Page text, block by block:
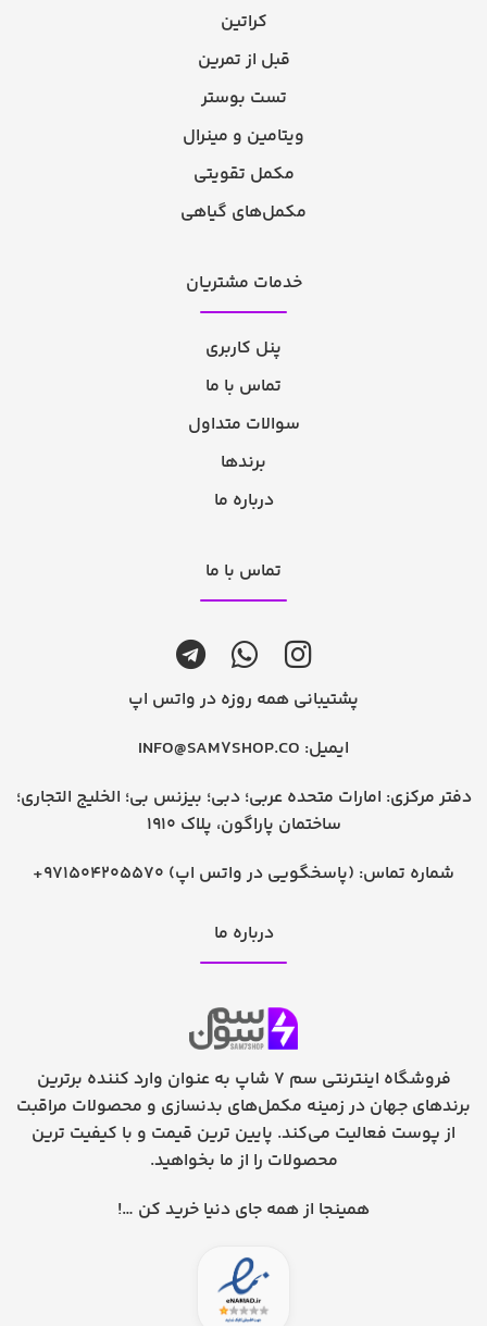
کراتین
قبل از تمرین
تست بوستر
ویتامین و مینرال
مکمل تقویتی
مکمل‌های گیاهی
خدمات مشتریان
پنل کاربری
تماس با ما
سوالات متداول
برندها
درباره ما
تماس با ما
پشتیبانی همه روزه در واتس اپ
ایمیل: INFO@SAM7SHOP.CO
دفتر مرکزی: امارات متحده عربی؛ دبی؛ بیزنس بی؛ الخلیج التجاری؛
ساختمان پاراگون، پلاک 1910
شماره تماس: +971504205570 (پاسخگویی در واتس اپ)
درباره ما
فروشگاه اینترنتی سم 7 شاپ به عنوان وارد کننده برترین
برندهای جهان در زمینه مکمل‌های بدنسازی و محصولات مراقبت
از پوست فعالیت می‌کند. پایین ترین قیمت و با کیفیت ترین
محصولات را از ما بخواهید.
همینجا از همه جای دنیا خرید کن …!